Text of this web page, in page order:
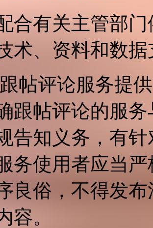
合有关主管部
术、资料和数
帖评论服务提
跟帖评论的服
告知义务，有
务使用者应当
良俗，不得发
容。